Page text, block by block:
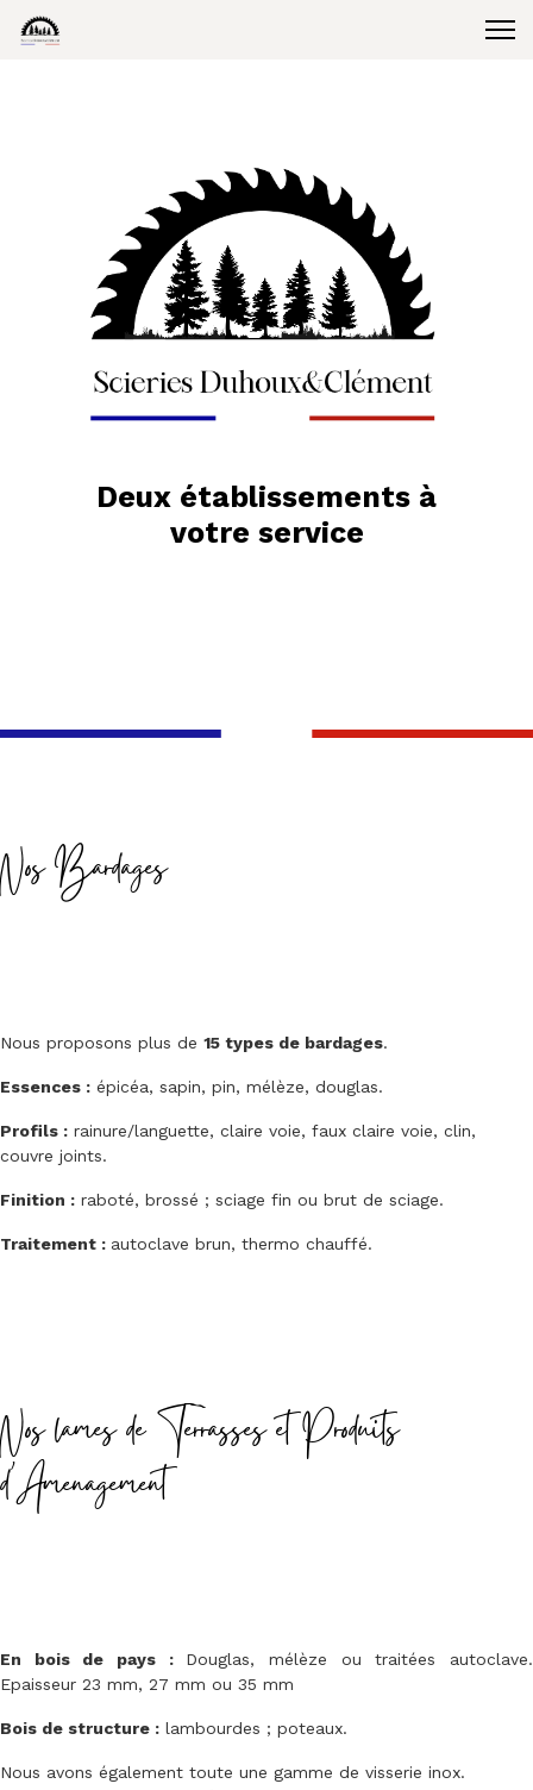
Deux établissements à
votre service
Nos Bardages
Nous proposons plus de 15 types de bardages.
Essences : épicéa, sapin, pin, mélèze, douglas.
Profils : rainure/languette, claire voie, faux claire voie, clin,
couvre joints.
Finition : raboté, brossé ; sciage fin ou brut de sciage.
Traitement : autoclave brun, thermo chauffé.
Nos lames de Terrasses et Produits
d'Amenagement
En bois de pays : Douglas, mélèze ou traitées autoclave.
Epaisseur 23 mm, 27 mm ou 35 mm
Bois de structure : lambourdes ; poteaux.
Nous avons également toute une gamme de visserie inox.